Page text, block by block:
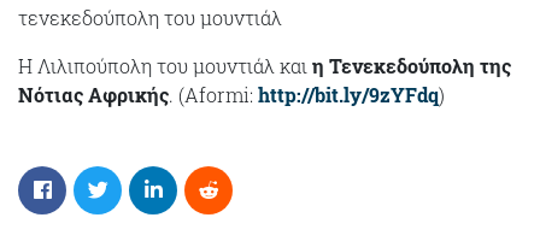
τενεκεδούπολη του μουντιάλ
H Λιλιπούπολη του μουντιάλ και η Τενεκεδούπολη της
Νότιας Αφρικής. (Aformi: http://bit.ly/9zYFdq)